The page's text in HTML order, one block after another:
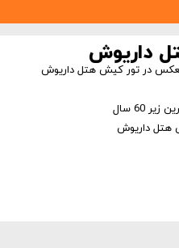
داریوش
در تور کیش هتل داریوش
سال
هتل داریوش